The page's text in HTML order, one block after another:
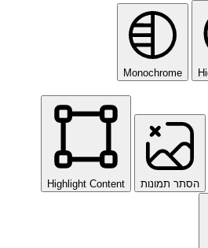
Monochrome
הסתר תמונות Highlight Content